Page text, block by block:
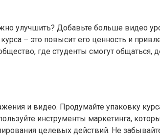
улучшить? Добавьте больше видео
– это повысит его ценность и
где студенты смогут общаться,
и видео. Продумайте упаковку
инструменты маркетинга,
целевых действий. Не